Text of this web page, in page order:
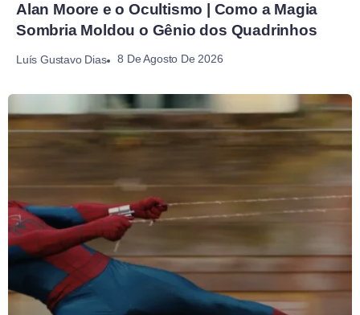
Alan Moore e o Ocultismo | Como a Magia
Sombria Moldou o Gênio dos Quadrinhos
Luís Gustavo Dias 8 De Agosto De 2026